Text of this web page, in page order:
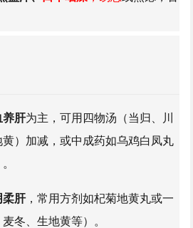
养肝为主，可用四物汤（当归
川
黄）加减，或中成药如乌鸡白凤丸
柔肝，常用方剂如杞菊地黄丸或一
麦冬 、生地黄等）。